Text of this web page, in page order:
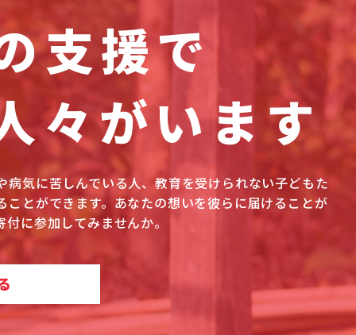
支援で
々がいます
病気に苦しんでいる人、教育を受けられない子どもた
ことができます。あなたの想いを彼らに届けることが
に参加してみませんか。